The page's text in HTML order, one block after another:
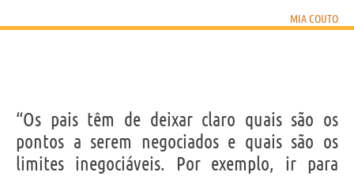
MIA COUTO
“Os pais têm de deixar claro quais são os
pontos a serem negociados e quais são os
limites inegociáveis. Por exemplo, ir para